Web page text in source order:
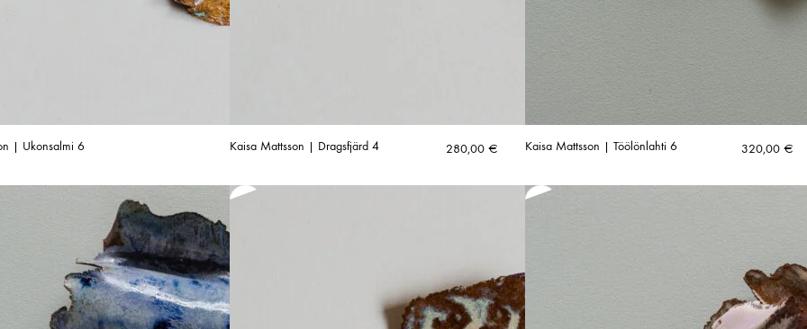
| Ukonsalmi 6 Kaisa Mattsson | Dragsfjärd 4 280,00 € Kaisa Mattsson | Töölönlahti 6 320,00 €